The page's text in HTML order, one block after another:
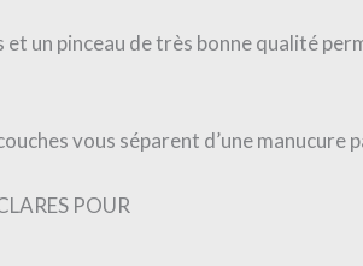
un pinceau de très bonne qualité
vous séparent d’une manucure
POUR